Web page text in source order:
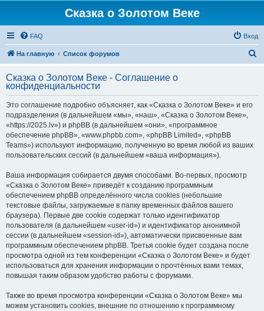
Сказка о Золотом Веке
FAQ Вход
На главную Список форумов
с
Сказка о Золотом Веке - Соглашение о
конфиденциальности
Это соглашение подробно объясняет, как «Сказка о Золотом Веке» и его
подразделения (в дальнейшем «мы», «наш», «Сказка о Золотом Веке»,
«https://2025.lv») и phpBB (в дальнейшем «они», «программное
обеспечение phpBB», «www.phpbb.com», «phpBB Limited», «phpBB
Teams») используют информацию, полученную во время любой из ваших
пользовательских сессий (в дальнейшем «ваша информация»).
Ваша информация собирается двумя способами. Во-первых, просмотр
«Сказка о Золотом Веке» приведёт к созданию программным
обеспечением phpBB определённого числа cookies (небольшие
текстовые файлы, загружаемые в папку временных файлов вашего
браузера). Первые две cookie содержат только идентификатор
пользователя (в дальнейшем «user-id») и идентификатор анонимной
сессии (в дальнейшем «session-id»), автоматически присвоенные вам
программным обеспечением phpBB. Третья cookie будет создана после
просмотра одной из тем конференции «Сказка о Золотом Веке» и будет
использоваться для хранения информации о прочтённых вами темах,
повышая таким образом удобство работы с форумами.
Также во время просмотра конференции «Сказка о Золотом Веке» мы
можем установить cookies, внешние по отношению к программному